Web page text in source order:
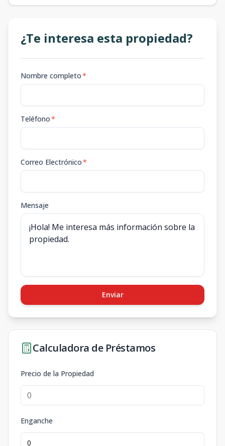
¿Te interesa esta propiedad?
Nombre completo*
Teléfono*
Correo Electrónico*
Mensaje
Enviar
Calculadora de Préstamos
Precio de la Propiedad
Enganche